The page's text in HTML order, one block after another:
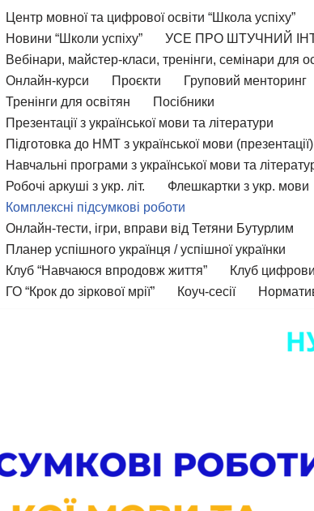
Центр мовної та цифрової освіти “Школа успіху”
Новини “Школи успіху”
УСЕ ПРО ШТУЧНИЙ
Вебінари, майстер-класи, тренінги, семінари для
Онлайн-курси
Проєкти
Груповий менторинг
Тренінги для освітян
Посібники
Презентації з української мови та літератури
Підготовка до НМТ з української мови (презентації)
Навчальні програми з української мови та
Робочі аркуші з укр. літ.
Флешкартки з укр. мови
Комплексні підсумкові роботи
Онлайн-тести, ігри, вправи від Тетяни Бутурлим
Планер успішного українця / успішної українки
Клуб “Навчаюся впродовж життя”
Клуб
ГО “Крок до зіркової мрії”
Коуч-сесії